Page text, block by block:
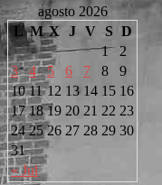
agosto 2026
L M X J V S D
« Jul
1
2
3
4 5 6 7 8
9
10 11 12 13 14 15 16
17 18 19 20 21 22 23
24 25 26 27 28 29 30
31